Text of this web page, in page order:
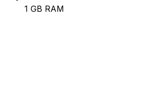
1 GB RAM